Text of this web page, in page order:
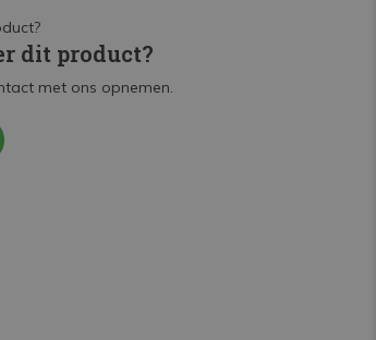
dit product?
met ons opnemen.